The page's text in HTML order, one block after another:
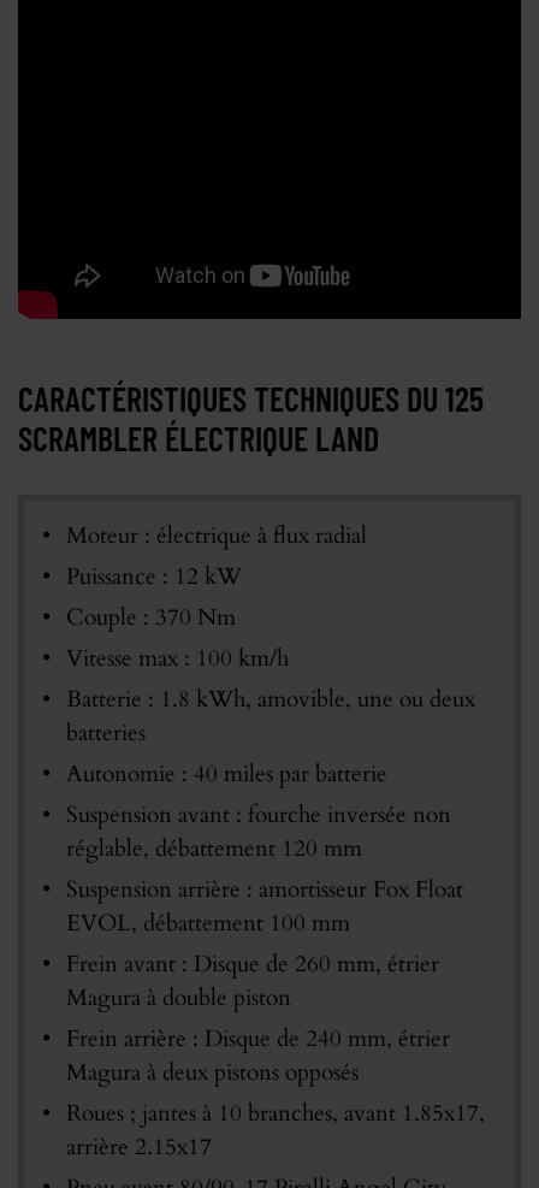
CARACTÉRISTIQUES TECHNIQUES DU 125
SCRAMBLER ÉLECTRIQUE LAND
Moteur : électrique à flux radial
Puissance : 12 kW
Couple : 370 Nm
Vitesse max : 100 km/h
Batterie : 1.8 kWh, amovible, une ou deux
batteries
Autonomie : 40 miles par batterie
Suspension avant : fourche inversée non
réglable, débattement 120 mm
Suspension arrière : amortisseur Fox Float
EVOL, débattement 100 mm
Frein avant : Disque de 260 mm, étrier
Magura à double piston
Frein arrière : Disque de 240 mm, étrier
Magura à deux pistons opposés
Roues ; jantes à 10 branches, avant 1.85x17,
arrière 2.15x17